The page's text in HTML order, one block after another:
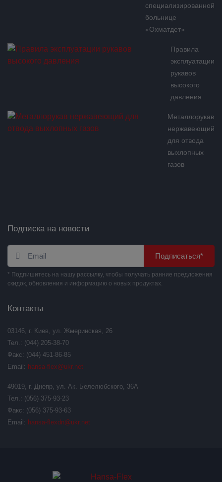
специализированной
больнице
«Охматдет»
Правила
эксплуатации
рукавов
высокого
давления
Металлорукав
нержавеющий
для отвода
выхлопных
газов
Подписка на новости
Подписаться*
* Подпишитесь на нашу рассылку, чтобы получать ранние предложения
скидок, обновления и информацию о новых продуктах.
Контакты
03146, г. Киев, ул. Жмеринская, 26
Тел.: (044) 205-38-70
Факс: (044) 451-86-85
Email: hansa-flex@ukr.net
49019, г. Днепр, ул. Ак. Белелюбского, 36А
Тел.: (056) 375-93-23
Факс: (056) 375-93-63
Email: hansa-flexdn@ukr.net